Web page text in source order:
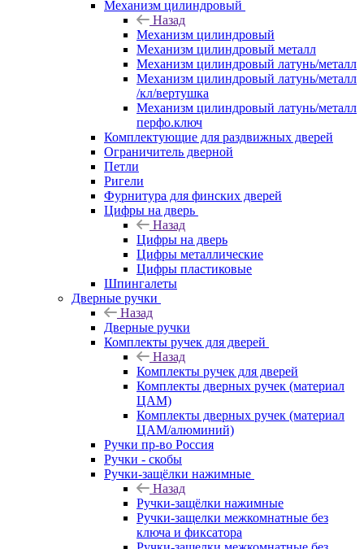
Механизм цилиндровый
Назад
Механизм цилиндровый
Механизм цилиндровый металл
Механизм цилиндровый латунь/металл
Механизм цилиндровый латунь/металл
/кл/вертушка
Механизм цилиндровый латунь/металл
перфо.ключ
Комплектующие для раздвижных дверей
Ограничитель дверной
Петли
Ригели
Фурнитура для финских дверей
Цифры на дверь
Назад
Цифры на дверь
Цифры металлические
Цифры пластиковые
Шпингалеты
Дверные ручки
Назад
Дверные ручки
Комплекты ручек для дверей
Назад
Комплекты ручек для дверей
Комплекты дверных ручек (материал
ЦАМ)
Комплекты дверных ручек (материал
ЦАМ/алюминий)
Ручки пр-во Россия
Ручки - скобы
Ручки-защёлки нажимные
Назад
Ручки-защёлки нажимные
Ручки-защелки межкомнатные без
ключа и фиксатора